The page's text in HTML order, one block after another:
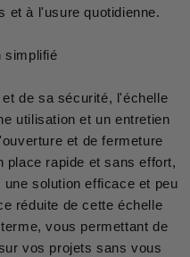
et à l'usure quotidienne.
simplifié
de sa sécurité, l'échelle
utilisation et un entretien
et de fermeture
place rapide et sans effort,
solution efficace et peu
réduite de cette échelle
vous permettant de
vos projets sans vous